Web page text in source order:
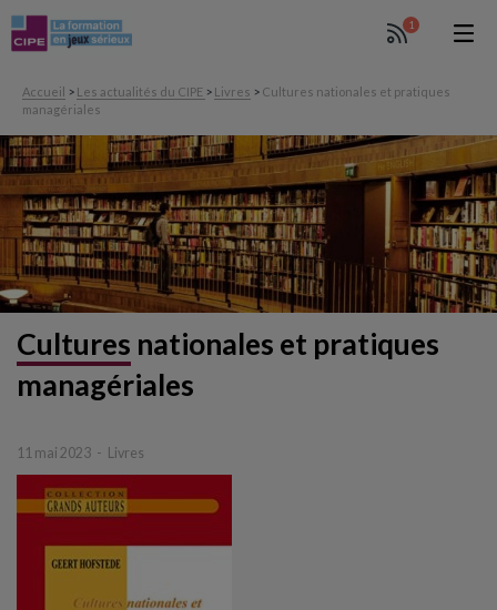
1
Accueil > Les actualités du CIPE > Livres > Cultures nationales et pratiques
managériales
Cultures nationales et pratiques
managériales
11 mai 2023 Livres